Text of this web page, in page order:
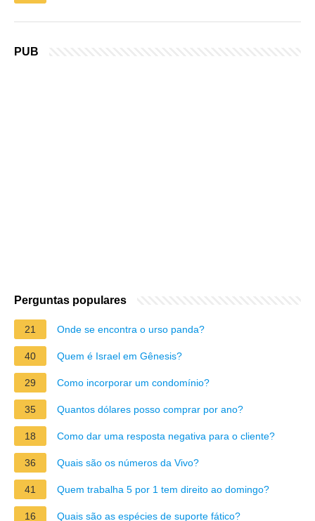
PUB
Perguntas populares
21 Onde se encontra o urso panda?
40 Quem é Israel em Gênesis?
29 Como incorporar um condomínio?
35 Quantos dólares posso comprar por ano?
18 Como dar uma resposta negativa para o cliente?
36 Quais são os números da Vivo?
41 Quem trabalha 5 por 1 tem direito ao domingo?
16 Quais são as espécies de suporte fático?